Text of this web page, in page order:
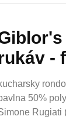
-
50%
Rugiati